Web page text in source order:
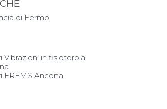
di Fermo
Vibrazioni in fisioterpia
FREMS Ancona